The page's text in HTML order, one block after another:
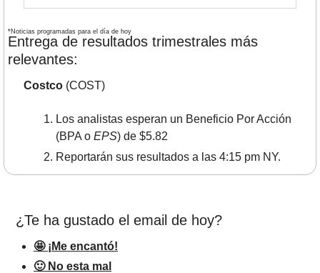
*Noticias programadas para el día de hoy
Entrega de resultados trimestrales más
relevantes:
Costco (COST)
Los analistas esperan un Beneficio Por Acción
(BPA o EPS) de $5.82
Reportarán sus resultados a las 4:15 pm NY.
¿Te ha gustado el email de hoy?
🤩 ¡Me encantó!
🙂 No esta mal